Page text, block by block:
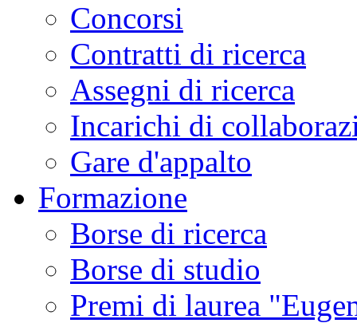
Concorsi
Contratti di ricerca
Assegni di ricerca
Incarichi di
Gare d'appalto
Formazione
Borse di ricerca
Borse di studio
Premi di laurea